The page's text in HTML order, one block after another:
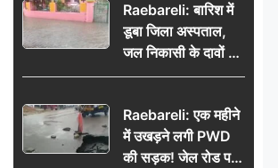
जनसमस्याओं का विवरण
Raebareli: बारिश में
डूबा जिला अस्पताल,
जल निकासी के दावों की
खुली पोल
Raebareli: एक महीने
में उखड़ने लगी PWD
की सड़क! जेल रोड पर